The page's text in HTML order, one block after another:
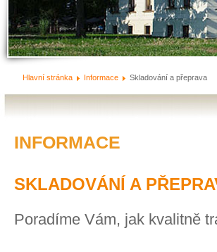
Hlavní stránka Informace Skladování a přeprava
INFORMACE
SKLADOVÁNÍ A
Poradíme Vám, jak kvalitně